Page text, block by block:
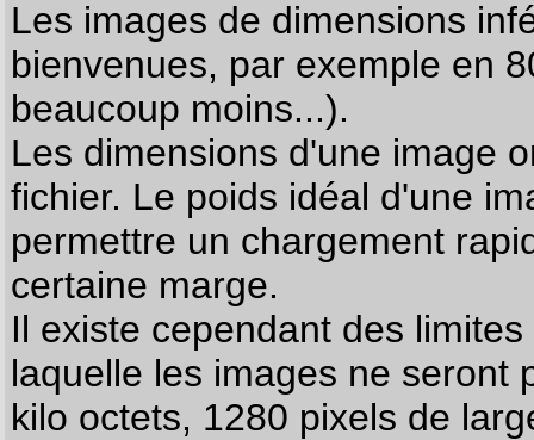
Les images de dimensions
bienvenues, par exemple en
beaucoup moins...).
Les dimensions d'une image
fichier. Le poids idéal d'une
permettre un chargement
certaine marge.
Il existe cependant des
laquelle les images ne seront
kilo octets, 1280 pixels de